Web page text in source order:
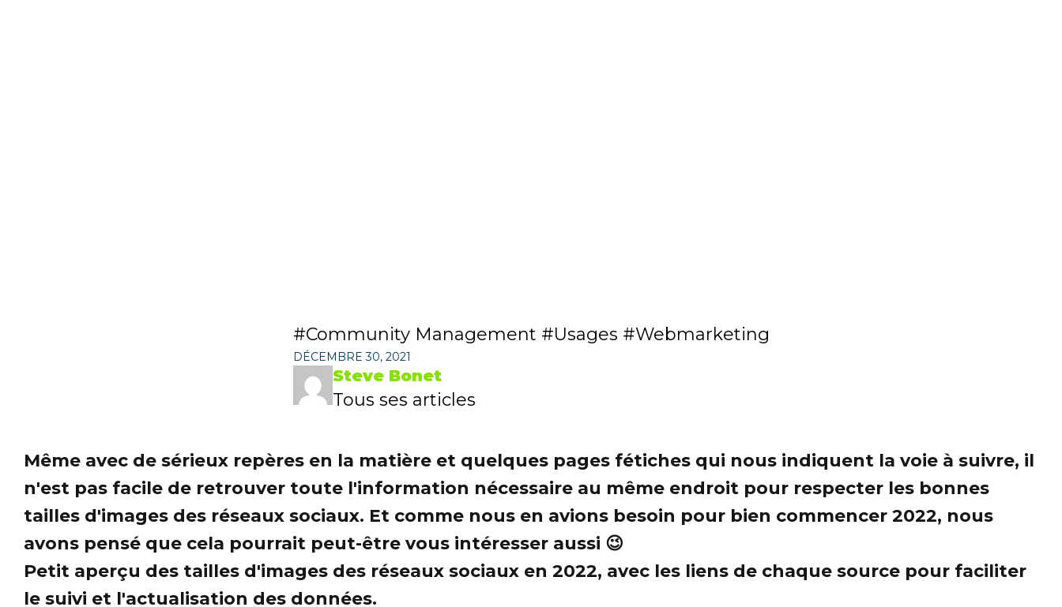
Community Management Usages Webmarketing
DÉCEMBRE 30, 2021
Steve Bonet
Tous ses articles
Même avec de sérieux repères en la matière et quelques pages fétiches qui nous indiquent la voie à suivre, il
n'est pas facile de retrouver toute l'information nécessaire au même endroit pour respecter les bonnes
tailles d'images des réseaux sociaux. Et comme nous en avions besoin pour bien commencer 2022, nous
avons pensé que cela pourrait peut-être vous intéresser aussi 😉
Petit aperçu des tailles d'images des réseaux sociaux en 2022, avec les liens de chaque source pour faciliter
le suivi et l'actualisation des données.